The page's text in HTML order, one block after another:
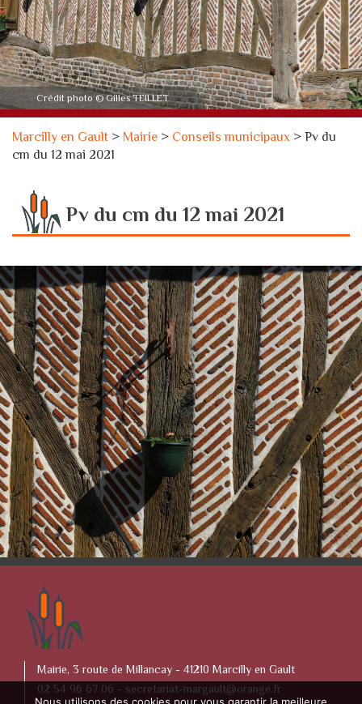
Crédit photo © Gilles TEILLET
Marcilly en Gault > Mairie > Conseils municipaux >Pv du
cm du 12 mai 2021
Pv du cm du 12 mai 2021
Mairie, 3 route de Millancay - 41210 Marcilly en Gault
02 54 96 67 06 - secretariat-margault@orange.fr